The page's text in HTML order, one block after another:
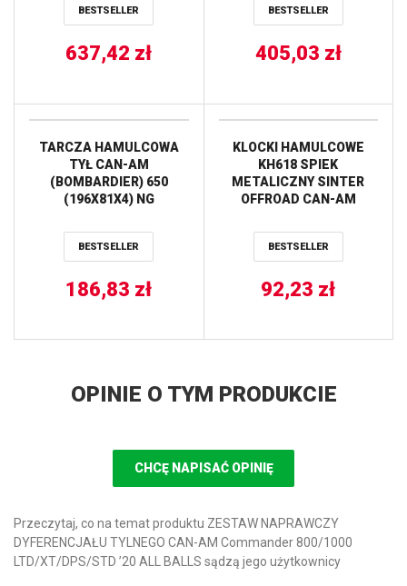
STRONA LEWA ALL
BESTSELLER
637,42 zł
BALLS
BESTSELLER
405,03 zł
TARCZA HAMULCOWA
TYŁ CAN-AM
(BOMBARDIER) 650
(196X81X4) NG
BESTSELLER
186,83 zł
KLOCKI HAMULCOWE
KH618 SPIEK
METALICZNY SINTER
OFFROAD CAN-AM
12-, RENEGADE 1000 12-,
LEWY PRZÓD TRW LUCAS
BESTSELLER
92,23 zł
OPINIE O TYM PRODUKCIE
CHCĘ NAPISAĆ OPINIĘ
Przeczytaj, co na temat produktu ZESTAW NAPRAWCZY
DYFERENCJAŁU TYLNEGO CAN-AM Commander 800/1000
LTD/XT/DPS/STD ’20 ALL BALLS sądzą jego użytkownicy